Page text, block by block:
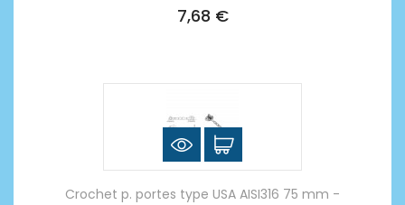
7,68 €
Crochet p. portes type USA AISI316 75 mm -